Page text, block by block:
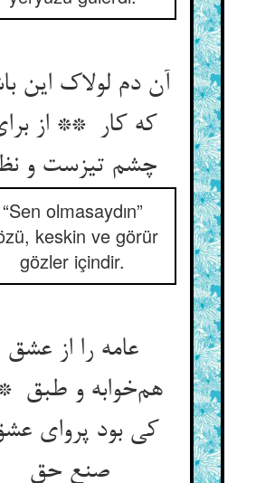
آن دم لولاک این
که کار ** از
چشم تیزست و نظار
“Sen olmasaydın”
keskin ve görür
gözler içindir.
عامه را از عشق
هم‌خوابه و طبق
کی بود پروای
صنع حق